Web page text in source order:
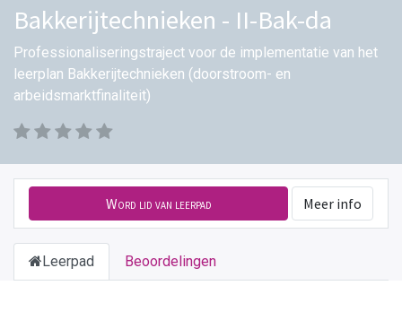
Bakkerijtechnieken - II-Bak-da
Professionaliseringstraject voor de implementatie van het
leerplan Bakkerijtechnieken (doorstroom- en
arbeidsmarktfinaliteit)
Word lid van leerpad Meer info
Leerpad Beoordelingen